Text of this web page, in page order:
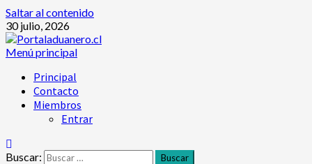
Saltar al contenido
30 julio, 2026
Menú principal
Principal
Contacto
Miembros
Entrar
Buscar: